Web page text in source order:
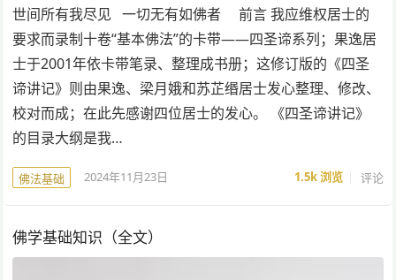
世间所有我尽见 一切无有如佛者 前言 我应维权居士的
要求而录制十卷“基本佛法”的卡带——四圣谛系列；果逸居
士于2001年依卡带笔录、整理成书册；这修订版的《四圣
谛讲记》则由果逸、梁月娥和苏芷缗居士发心整理、修改、
校对而成；在此先感谢四位居士的发心。 《四圣谛讲记》
的目录大纲是我…
佛法基础 2024年11月23日 1.5k浏览 评论
佛学基础知识（全文）